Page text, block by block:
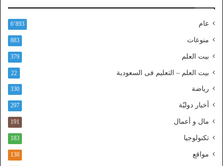
ل
ف
ا
ا
ط
ا
م
و
عام 6٬893
منوعات 883
بيت العلم 379
بيت العلم – التعليم فى السعودية 22
رياضة 330
أخبار دوليّة 297
مال و أعمال 191
تكنولوجيا 183
مواقع 138